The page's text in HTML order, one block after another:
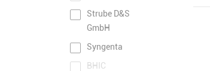
Strube D&S
GmbH
Syngenta
ВНІС